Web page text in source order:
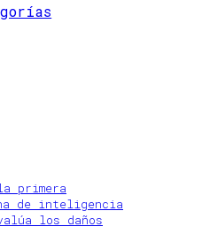
primera
de inteligencia
los daños